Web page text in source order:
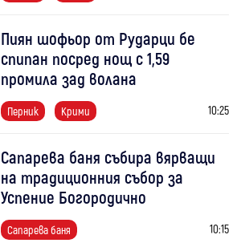
Пиян шофьор от Рударци бе
спипан посред нощ с 1,59
промила зад волана
Перник Крими 10:25
Сапарева баня събира вярващи
на традиционния събор за
Успение Богородично
Сапарева баня 10:15